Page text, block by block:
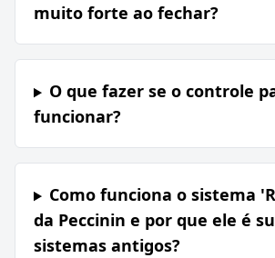
muito forte ao fechar?
O que fazer se o controle
funcionar?
Como funciona o sistema
da Peccinin e por que ele é
sistemas antigos?